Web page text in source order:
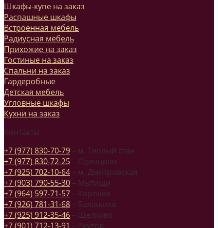
Шкафы-купе на заказ
Распашные шкафы
Встроенная мебель
Радиусная мебель
Прихожие на заказ
Гостиные на заказ
Спальни на заказ
Гардеробные
Детская мебель
Угловные шкафы
Кухни на заказ
Контакты
+7 (977) 830-70-79 – м. Теплый стан
+7 (977) 830-72-25 – Одинцово
+7 (925) 702-10-64 – м. Дмитровская
+7 (903) 790-55-30 – Мытищи
+7 (964) 597-71-57 – Королев
+7 (926) 781-31-68 – Балашиха
+7 (925) 912-35-46 – Щелково
+7 (901) 712-13-91 – Реутов